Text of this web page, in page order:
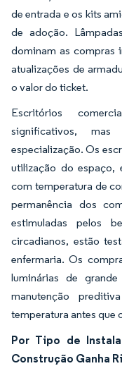
de entrada e os kits
de adoção.
dominam as compras
atualizações de
o valor do ticket.
Escritórios
significativos,
especialização. Os
utilização do espaço,
com temperatura de
permanência dos
estimuladas pelos
circadianos, estão
enfermaria. Os
luminárias de
manutenção
temperatura antes que
Por Tipo de
Construção Ganha